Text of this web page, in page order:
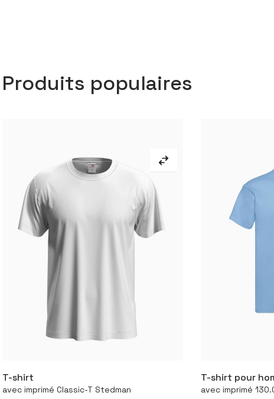
Produits populaires
T-shirt
avec imprimé Classic-T Stedman
T-shirt pour
avec imprimé